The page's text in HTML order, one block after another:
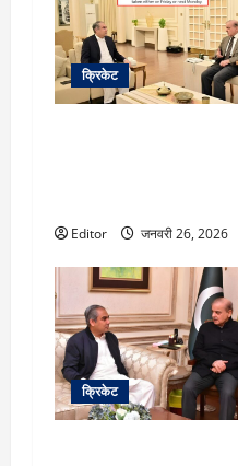
क्रिकेट
Editor जनवरी 26, 2026
क्रिकेट